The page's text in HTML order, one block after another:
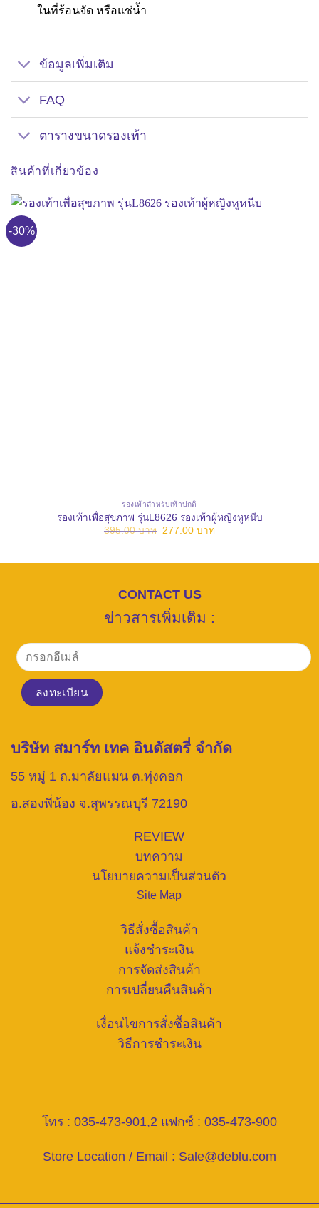
ในที่ร้อนจัด หรือแช่น้ำ
ข้อมูลเพิ่มเติม
FAQ
ตารางขนาดรองเท้า
สินค้าที่เกี่ยวข้อง
-30%
รองเท้าสำหรับเท้าปกติ
รองเท้าเพื่อสุขภาพ รุ่นL8626 รองเท้าผู้หญิงหูหนีบ
395.00บาท
Original
277.00บาท
CONTACT US
ข่าวสารเพิ่มเติม :
บริษัท สมาร์ท เทค อินดัสตรี่ จำกัด
55 หมู่ 1 ถ.มาลัยแมน ต.ทุ่งคอก
อ.สองพี่น้อง จ.สุพรรณบุรี 72190
REVIEW
บทความ
นโยบายความเป็นส่วนตัว
Site Map
วิธีสั่งซื้อสินค้า
แจ้งชำระเงิน
การจัดส่งสินค้า
การเปลี่ยนคืนสินค้า
เงื่อนไขการสั่งซื้อสินค้า
วิธีการชำระเงิน
โทร : 035-473-901,2 แฟกซ์ : 035-473-900
Store Location / Email : Sale@deblu.com